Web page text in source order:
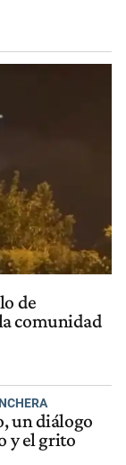
de
comunidad
un diálogo
y el grito